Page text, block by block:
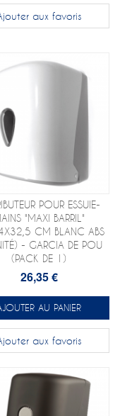
aux favoris
POUR ESSUIE-
"MAXI BARRIL"
CM BLANC ABS
- GARCIA DE POU
(PACK DE 1)
26,35 €
AU PANIER
aux favoris